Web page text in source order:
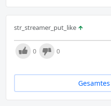
str_streamer_put_like
0 0